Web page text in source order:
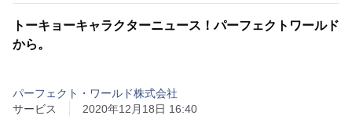
トーキョーキャラクターニュース！パーフェクトワールド
から。
パーフェクト・ワールド株式会社
サービス
2020年12月18日 16:40